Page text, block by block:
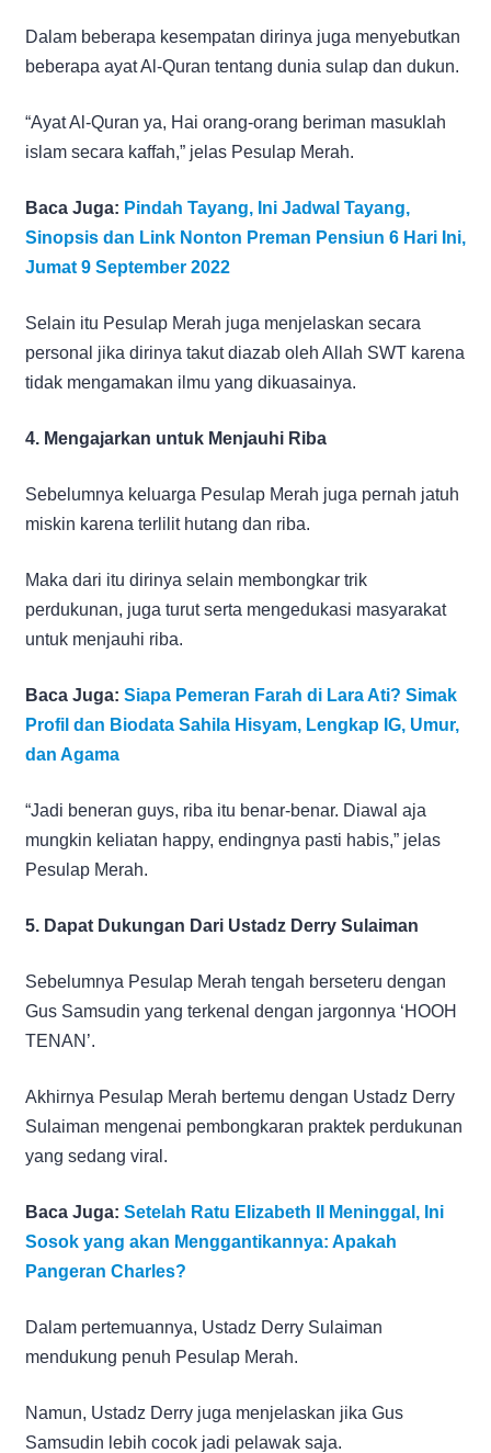
Dalam beberapa kesempatan dirinya juga menyebutkan
beberapa ayat Al-Quran tentang dunia sulap dan dukun.
“Ayat Al-Quran ya, Hai orang-orang beriman masuklah
islam secara kaffah,” jelas Pesulap Merah.
Baca Juga: Pindah Tayang, Ini Jadwal Tayang,
Sinopsis dan Link Nonton Preman Pensiun 6 Hari Ini,
Jumat 9 September 2022
Selain itu Pesulap Merah juga menjelaskan secara
personal jika dirinya takut diazab oleh Allah SWT karena
tidak mengamakan ilmu yang dikuasainya.
4. Mengajarkan untuk Menjauhi Riba
Sebelumnya keluarga Pesulap Merah juga pernah jatuh
miskin karena terlilit hutang dan riba.
Maka dari itu dirinya selain membongkar trik
perdukunan, juga turut serta mengedukasi masyarakat
untuk menjauhi riba.
Baca Juga: Siapa Pemeran Farah di Lara Ati? Simak
Profil dan Biodata Sahila Hisyam, Lengkap IG, Umur,
dan Agama
“Jadi beneran guys, riba itu benar-benar. Diawal aja
mungkin keliatan happy, endingnya pasti habis,” jelas
Pesulap Merah.
5. Dapat Dukungan Dari Ustadz Derry Sulaiman
Sebelumnya Pesulap Merah tengah berseteru dengan
Gus Samsudin yang terkenal dengan jargonnya ‘HOOH
TENAN’.
Akhirnya Pesulap Merah bertemu dengan Ustadz Derry
Sulaiman mengenai pembongkaran praktek perdukunan
yang sedang viral.
Baca Juga: Setelah Ratu Elizabeth II Meninggal, Ini
Sosok yang akan Menggantikannya: Apakah
Pangeran Charles?
Dalam pertemuannya, Ustadz Derry Sulaiman
mendukung penuh Pesulap Merah.
Namun, Ustadz Derry juga menjelaskan jika Gus
Samsudin lebih cocok jadi pelawak saja.